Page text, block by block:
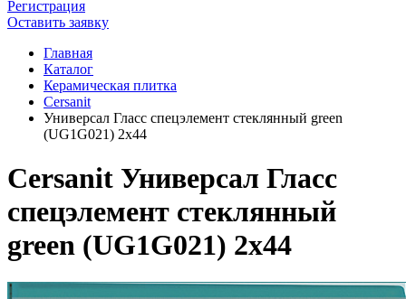
Регистрация
Оставить заявку
Главная
Каталог
Керамическая плитка
Cersanit
Универсал Гласс спецэлемент стеклянный green
(UG1G021) 2x44
Cersanit Универсал Гласс
спецэлемент стеклянный
green (UG1G021) 2x44